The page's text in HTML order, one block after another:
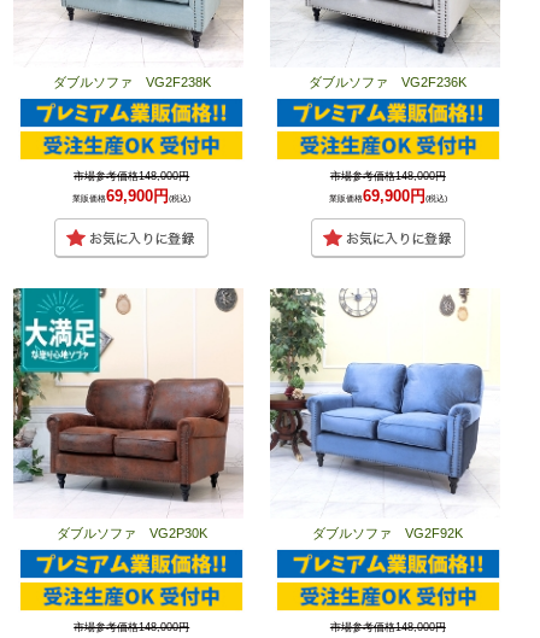
ダブルソファ VG2F238K
市場参考価格148,000円
業販価格69,900円(税込)
ダブルソファ VG2F236K
市場参考価格148,000円
業販価格69,900円 (税込)
ダブルソファ VG2P30K
市場参考価格148,000円
ダブルソファ VG2F92K
市場参考価格148,000円